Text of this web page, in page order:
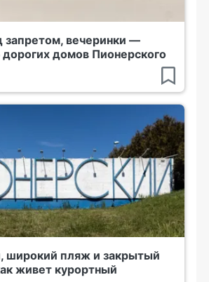
запретом, вечеринки —
домов Пионерского
широкий пляж и закрытый
живет курортный